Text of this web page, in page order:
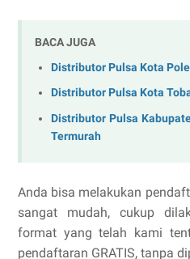
BACA JUGA
Distributor Pulsa Kota
Distributor Pulsa Kota
Distributor Pulsa
Termurah
Anda bisa melakukan
sangat mudah, cukup
format yang telah kami
pendaftaran GRATIS, tanpa